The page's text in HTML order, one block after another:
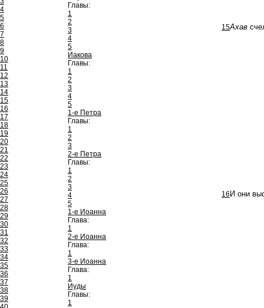
4
5
6
7
8
9
10
11
12
13
14
15
16
17
18
19
20
21
22
23
24
25
26
27
28
29
30
31
32
33
34
35
36
37
38
39
Главы:
1
2
3
4
5
Иакова
Главы:
1
2
3
4
5
1-е Петра
Главы:
1
2
3
2-е Петра
Главы:
1
2
3
4
5
1-е Иоанна
Глава:
1
2-е Иоанна
Глава:
1
3-е Иоанна
Глава:
1
Иуды
Главы:
1
15Ахав
16 И они